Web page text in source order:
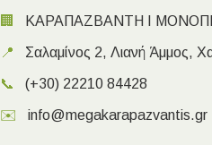
🏢 ΚΑΡΑΠΑΖΒΑΝΤΗ Ι
📍 Σαλαμίνος 2, Λιανή Άμμος,
📞 (+30) 22210 84428
✉️ info@megakarapazvantis.gr